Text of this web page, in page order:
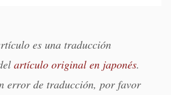
es una traducción
artículo original en japonés.
error de traducción, por favor